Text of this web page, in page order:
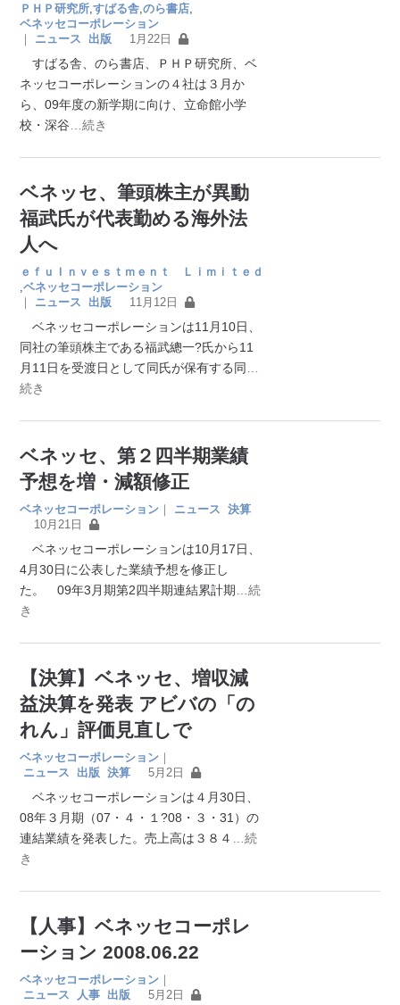
ＰＨＰ研究所 ,すばる舎 ,のら書店
ベネッセコーポレーション
｜
ニュース 出版 1月22日
すばる舎、のら書店、ＰＨＰ研究所、ベ
ネッセコーポレーションの４社は３月か
ら、09年度の新学期に向け、立命館小学
校・深谷 …続き
ベネッセ、筆頭株主が異動
福武氏が代表勤める海外法
人へ
ｅｆｕＩｎｖｅｓｔｍｅｎｔ Ｌｉｍｉｔｅｄ
,ベネッセコーポレーション
｜
ニュース 出版 11月12日
ベネッセコーポレーションは11月10日、
同社の筆頭株主である福武總一?氏から11
月11日を受渡日として同氏が保有する同
続き
ベネッセ、第２四半期業績
予想を増・減額修正
ベネッセコーポレーション ｜ ニュース
決算
10月21日
ベネッセコーポレーションは10月17日、
4月30日に公表した業績予想を修正し
た。 09年3月期第2四半期連結累計期 …続
き
【決算】ベネッセ、増収減
益決算を発表 アビバの「の
れん」評価見直しで
ベネッセコーポレーション ｜
ニュース
出版 決算 5月2日
ベネッセコーポレーションは４月30日、
08年３月期（07・４・１?08・３・31）の
連結業績を発表した。売上高は３８４
…続
き
【人事】ベネッセコーポレ
ーション 2008.06.22
ベネッセコーポレーション ｜
ニュース
人事 出版 5月2日